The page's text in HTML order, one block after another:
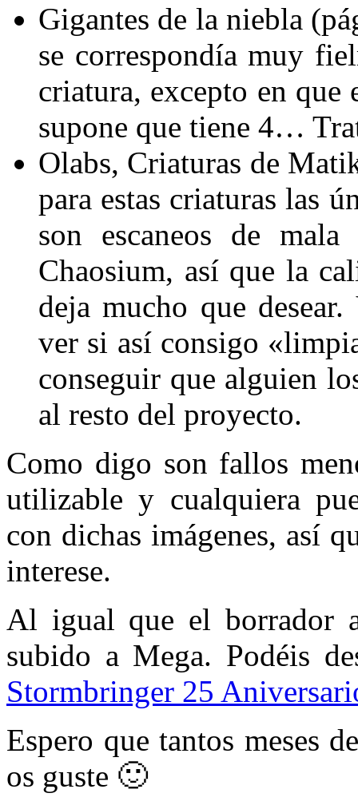
Gigantes de la niebla
se correspondía muy
criatura, excepto en que
supone que tiene 4…
Olabs, Criaturas de
para estas criaturas las
son escaneos de
Chaosium, así que la
deja mucho que
ver si así consigo
conseguir que alguien
al resto del proyecto.
Como digo son fallos
utilizable y cualquiera
con dichas imágenes, así
interese.
Al igual que el borrador
subido a Mega. Podéis
Stormbringer 25
Espero que tantos meses
os guste 🙂